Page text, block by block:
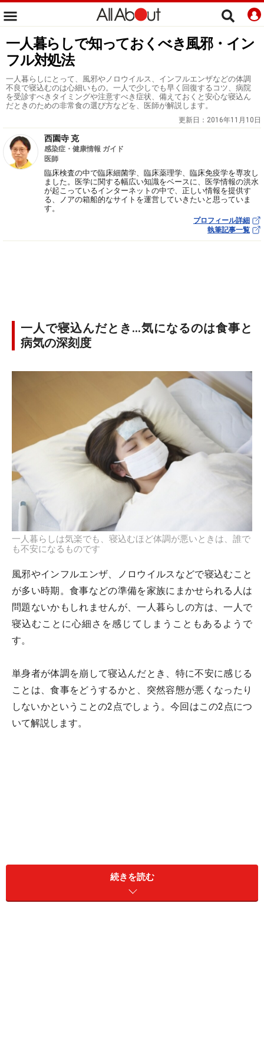
一人暮らしで知っておくべき風邪・イン
フル対処法
一人暮らしにとって、風邪やノロウイルス、インフルエンザなどの体調
不良で寝込むのは心細いもの。一人で少しでも早く回復するコツ、病院
を受診すべきタイミングや注意すべき症状、備えておくと安心な寝込ん
だときのための非常食の選び方などを、医師が解説します。
更新日： 2016年11月10日
西園寺 克
感染症・健康情報 ガイド
医師
臨床検査の中で臨床細菌学、臨床薬理学、臨床免疫学を専攻し
ました。医学に関する幅広い知識をベースに、医学情報の洪水
が起こっているインターネットの中で、正しい情報を提供す
る、ノアの箱船的なサイトを運営していきたいと思っていま
す。
プロフィール詳細
執筆記事一覧
一人で寝込んだとき…気になるのは食事と
病気の深刻度
一人暮らしは気楽でも、寝込むほど体調が悪いときは、誰で
も不安になるものです
風邪やインフルエンザ、ノロウイルスなどで寝込むこと
が多い時期。食事などの準備を家族にまかせられる人は
問題ないかもしれませんが、一人暮らしの方は、一人で
寝込むことに心細さを感じてしまうこともあるようで
す。
単身者が体調を崩して寝込んだとき、特に不安に感じる
ことは、食事をどうするかと、突然容態が悪くなったり
しないかということの2点でしょう。今回はこの2点につ
いて解説します。
続きを読む